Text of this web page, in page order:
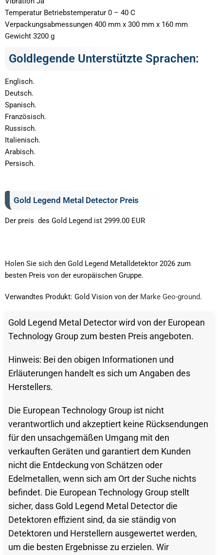
Temperatur Betriebstemperatur 0 – 40 C
Verpackungsabmessungen 400 mm x 300 mm x 160 mm
Gewicht 3200 g
Goldlegende Unterstützte Sprachen:
Englisch.
Deutsch.
Spanisch.
Französisch.
Russisch.
Italienisch.
Arabisch.
Persisch.
Gold Legend Metal Detector Preis
Der preis des Gold Legend ist 2999.00 EUR
Holen Sie sich den Gold Legend Metalldetektor 2026 zum
besten Preis von der europäischen Gruppe.
Verwandtes Produkt: Gold Vision von der Marke Geo-ground.
Gold Legend Metal Detector wird von der European
Technology Group zum besten Preis angeboten.
Hinweis: Bei den obigen Informationen und
Erläuterungen handelt es sich um Angaben des
Herstellers.
Die European Technology Group ist nicht
verantwortlich und akzeptiert keine Rücksendungen
für den unsachgemäßen Umgang mit den
verkauften Geräten und garantiert dem Kunden
nicht die Entdeckung von Schätzen oder
Edelmetallen, wenn sich am Ort der Suche nichts
befindet. Die European Technology Group stellt
sicher, dass Gold Legend Metal Detector die
Detektoren effizient sind, da sie ständig von
Detektoren und Herstellern ausgewertet werden,
um die besten Ergebnisse zu erzielen. Wir